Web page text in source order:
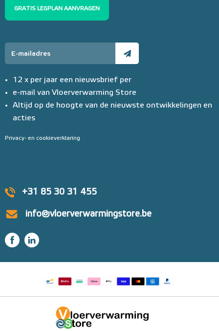
+31 85 30 31 455
info@vloerverwarmingstore.be
GRATIS LEGPLAN AANVRAGEN
12 x per jaar een nieuwsbrief per
e-mail van Vloerverwarming Store
Altijd op de hoogte van de nieuwste ontwikkelingen en
acties
Privacy- en cookieverklaring